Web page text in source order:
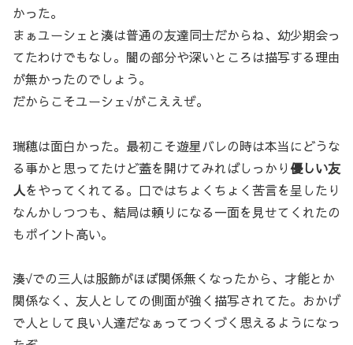
かった。
まぁユーシェと湊は普通の友達同士だからね、幼少期会っ
てたわけでもなし。闇の部分や深いところは描写する理由
が無かったのでしょう。
だからこそユーシェ√がこええぜ。
瑞穂は面白かった。最初こそ遊星バレの時は本当にどうな
る事かと思ってたけど蓋を開けてみればしっかり優しい友
人をやってくれてる。口ではちょくちょく苦言を呈したり
なんかしつつも、結局は頼りになる一面を見せてくれたの
もポイント高い。
湊√での三人は服飾がほぼ関係無くなったから、才能とか
関係なく、友人としての側面が強く描写されてた。おかげ
で人として良い人達だなぁってつくづく思えるようになっ